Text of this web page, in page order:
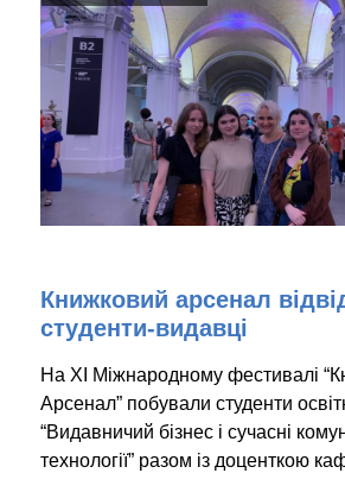
Книжковий арсенал
студенти-видавці
На XI Міжнародному фестивалі
Арсенал” побували студенти
“Видавничий бізнес і сучасні
технології” разом із доценткою